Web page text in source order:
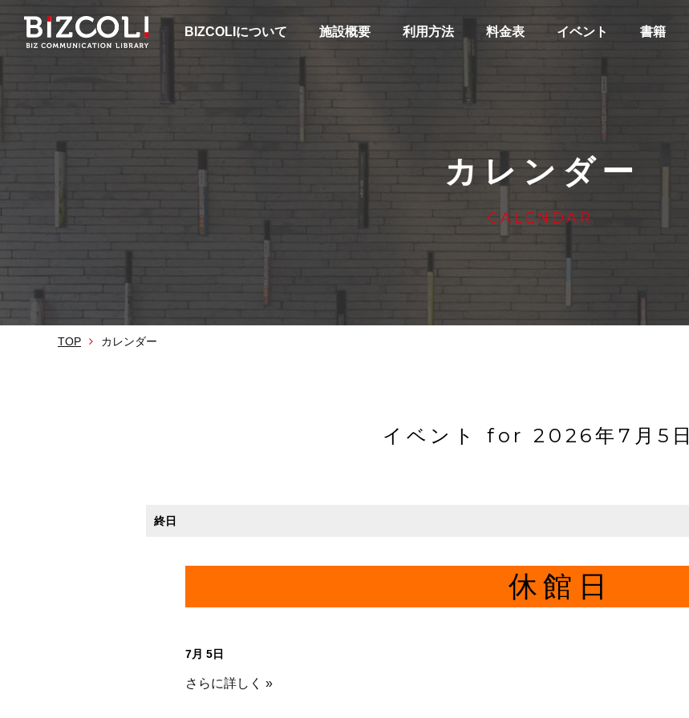
BIZCOLIについて 施設概要 利用方法 料金表 イベント 書籍
カレンダー
CALENDAR
TOP カレンダー
イベント for 2026年7月5日
終日
休館日
7月 5日
さらに詳しく »